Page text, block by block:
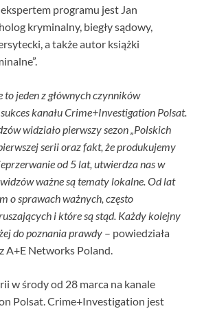
programu jest Jan
kryminalny, biegły sądowy,
a także autor książki
to jeden z głównych czynników
kanału Crime+Investigation Polsat.
widziało pierwszy sezon „Polskich
serii oraz fakt, że produkujemy
od 5 lat, utwierdza nas w
ważne są tematy lokalne. Od lat
o sprawach ważnych, często
i które są stąd. Każdy kolejny
do poznania prawdy – powiedziała
A+E Networks Poland.
w środy od 28 marca na kanale
Polsat. Crime+Investigation jest